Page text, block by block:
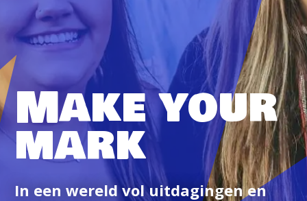
Make your
mark
In een wereld vol uitdagingen en